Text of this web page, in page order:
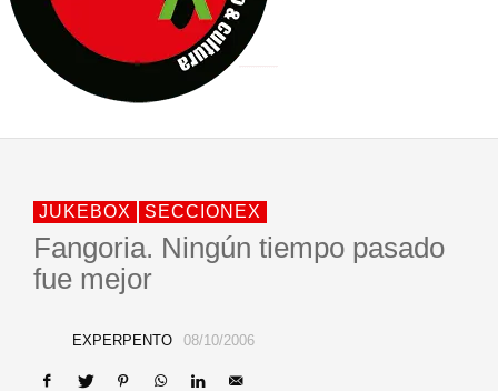
MARSHALL FLASH PRESENTA EN EXVITA [RELATIVA
JOFRE BARDAGÍ EN EXVITA INTERPRETANDO A SERRAT
JUKEBOX SECCIONEX
Fangoria. Ningún tiempo pasado
fue mejor
EXPERPENTO 08/10/2006